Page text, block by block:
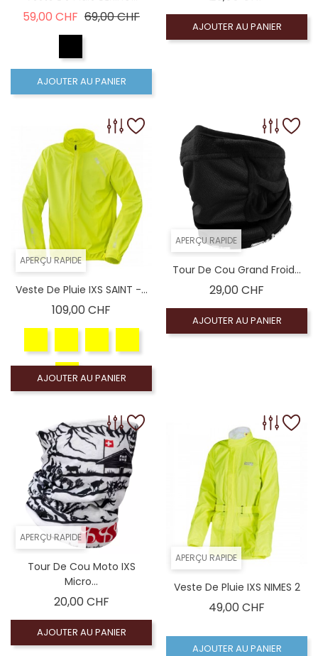
59,00 CHF Prix de base
69,00 CHFPrix
AJOUTER AU PANIER
AJOUTER AU PANIER
APERÇU RAPIDE
Veste De Pluie IXS SAINT -...
109,00 CHF
AJOUTER AU PANIER
APERÇU RAPIDE
Tour De Cou Grand Froid...
29,00 CHF
AJOUTER AU PANIER
APERÇU RAPIDE
Tour De Cou Moto IXS
Micro...
20,00 CHFPrix
AJOUTER AU PANIER
APERÇU RAPIDE
Veste De Pluie IXS NIMES 2
49,00 CHF
AJOUTER AU PANIER